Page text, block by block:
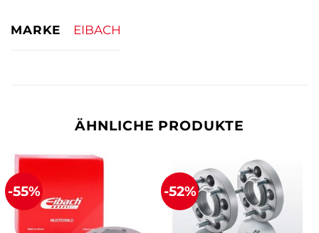
MARKE EIBACH
ÄHNLICHE PRODUKTE
-55% -52%